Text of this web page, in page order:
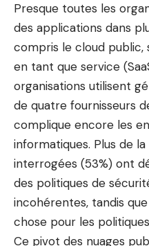
Presque toutes les
des applications dans
compris le cloud public,
en tant que service
organisations utilisent
de quatre fournisseurs
complique encore les
informatiques. Plus de
interrogées (53%) ont
des politiques de
incohérentes, tandis
chose pour les
Ce pivot des nuages